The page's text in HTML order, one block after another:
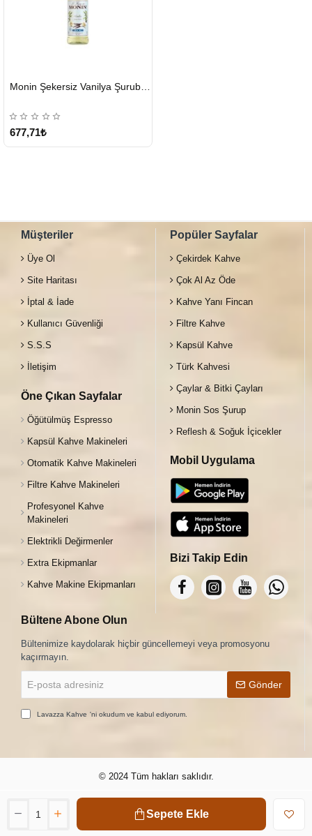
Sepete Ekle
GÖNDERİ
677,71₺
Müşteriler
Üye Ol
Site Haritası
İptal & İade
Kullanıcı Güvenliği
S.S.S
İletişim
Öne Çıkan Sayfalar
Öğütülmüş Espresso
Kapsül Kahve Makineleri
Otomatik Kahve Makineleri
Filtre Kahve Makineleri
Profesyonel Kahve
Makineleri
Elektrikli Değirmenler
Extra Ekipmanlar
Kahve Makine Ekipmanları
Popüler Sayfalar
Çekirdek Kahve
Çok Al Az Öde
Kahve Yanı Fincan
Filtre Kahve
Kapsül Kahve
Türk Kahvesi
Çaylar & Bitki Çayları
Monin Sos Şurup
Reflesh & Soğuk İçicekler
Mobil Uygulama
Bizi Takip Edin
Bültene Abone Olun
Bültenimize kaydolarak hiçbir güncellemeyi veya promosyonu
kaçırmayın.
posta
adresiniz
Gönder
Lavazza Kahve 'ni okudum ve kabul ediyorum.
© 2024 Tüm hakları saklıdır.